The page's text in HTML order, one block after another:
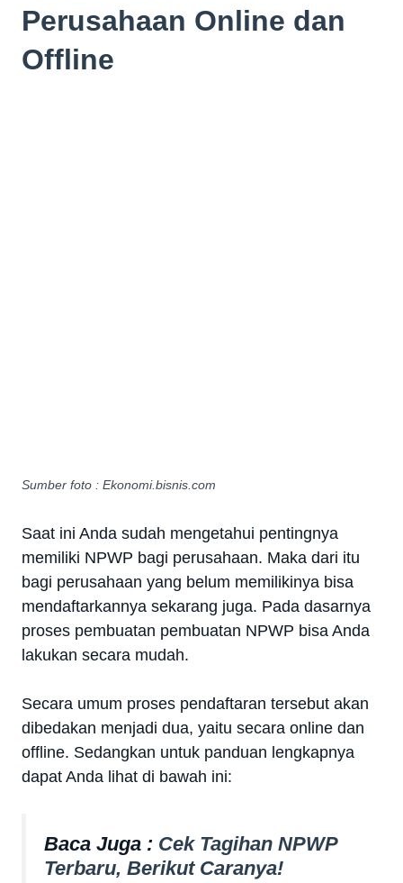
Perusahaan Online dan
Offline
Sumber foto : Ekonomi.bisnis.com
Saat ini Anda sudah mengetahui pentingnya
memiliki NPWP bagi perusahaan. Maka dari itu
bagi perusahaan yang belum memilikinya bisa
mendaftarkannya sekarang juga. Pada dasarnya
proses pembuatan pembuatan NPWP bisa Anda
lakukan secara mudah.
Secara umum proses pendaftaran tersebut akan
dibedakan menjadi dua, yaitu secara online dan
offline. Sedangkan untuk panduan lengkapnya
dapat Anda lihat di bawah ini:
Baca Juga : Cek Tagihan NPWP
Terbaru, Berikut Caranya!